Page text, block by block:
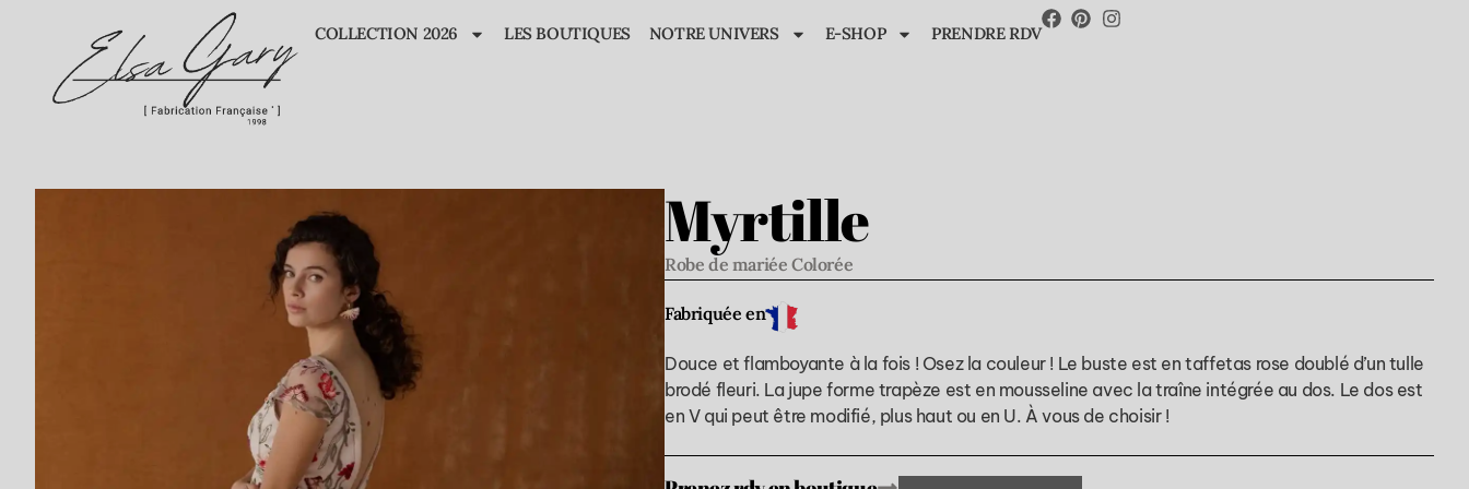
COLLECTION 2026 LES BOUTIQUES NOTRE UNIVERS E-SHOP PRENDRE RDV
Myrtille
Robe de mariée Colorée
Fabriquée en
Douce et flamboyante à la fois ! Osez la couleur ! Le buste est en taffetas rose doublé d’un tulle
brodé fleuri. La jupe forme trapèze est en mousseline avec la traîne intégrée au dos. Le dos est
en V qui peut être modifié, plus haut ou en U. À vous de choisir !